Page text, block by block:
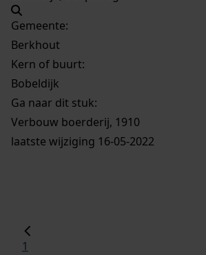
Gemeente:
Berkhout
Kern of buurt:
Bobeldijk
Ga naar dit stuk:
Verbouw boerderij, 1910
laatste wijziging 16-05-2022
1